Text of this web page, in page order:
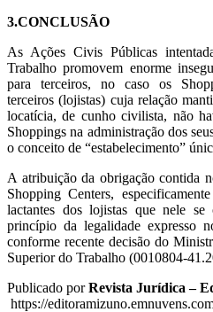
3.CONCLUSÃO
As Ações Civis Públicas
Trabalho promovem enorme
para terceiros, no caso os
terceiros (lojistas) cuja relação
locatícia, de cunho civilista, não
Shoppings na administração dos
o conceito de “estabelecimento”
A atribuição da obrigação contida
Shopping Centers,
lactantes dos lojistas que nele se
princípio da legalidade expresso
conforme recente decisão do
Superior do Trabalho (0010804-
Publicado porRevista Jurídica –
https://